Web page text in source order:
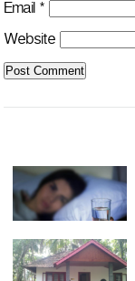
Email *
Website